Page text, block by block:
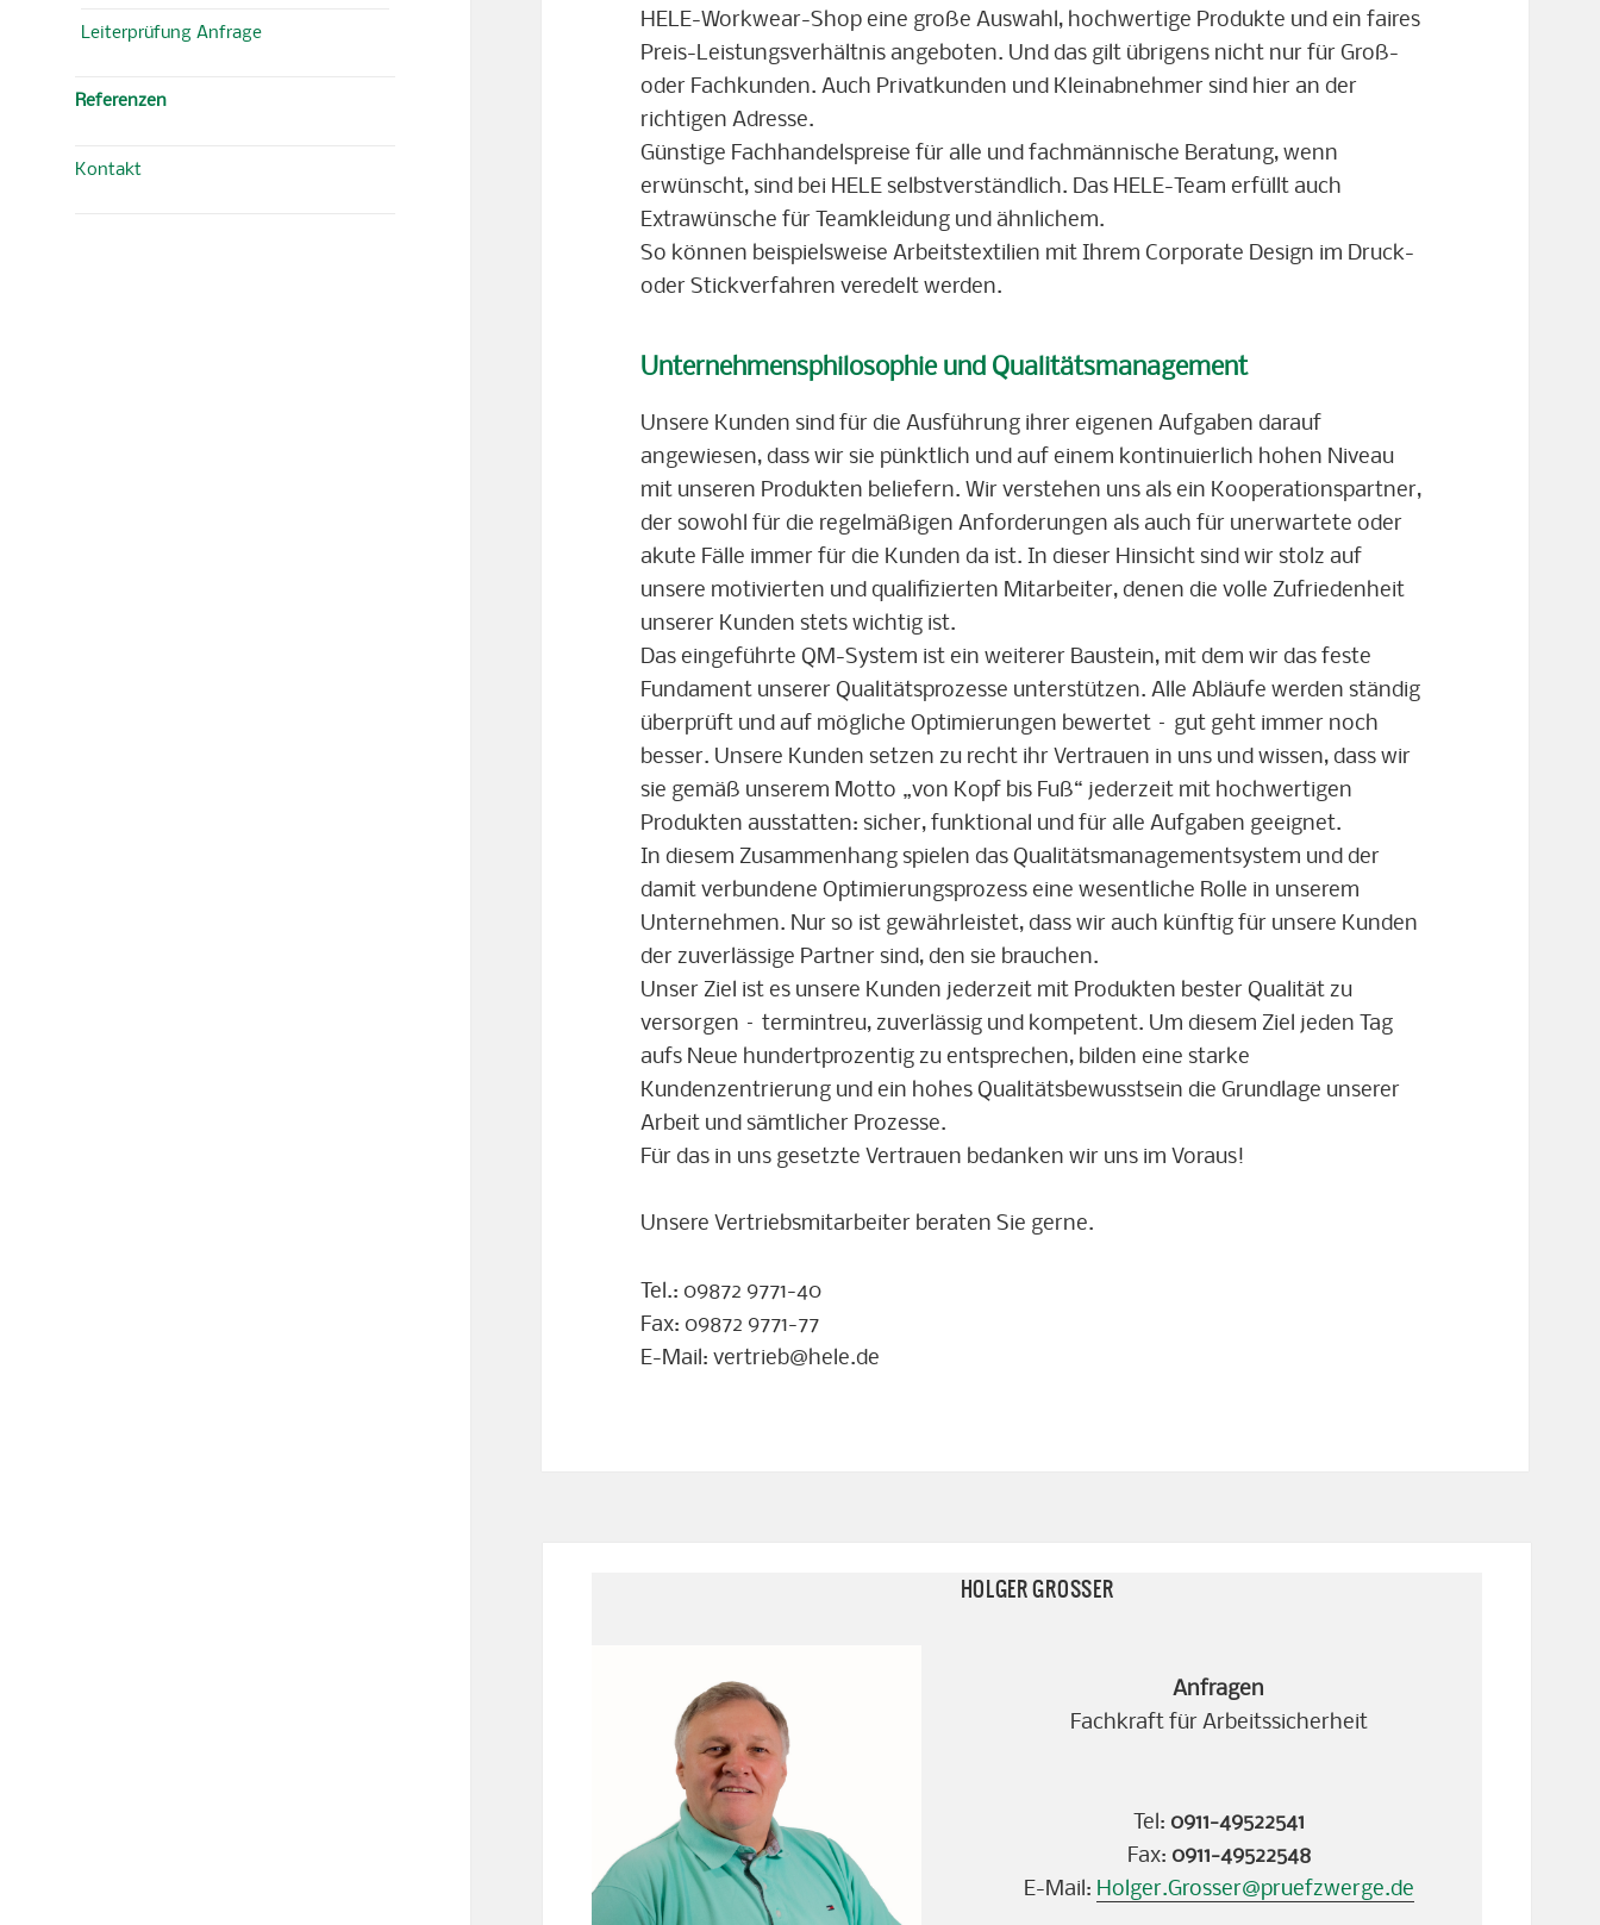
Leiterprüfung Anfrage
Referenzen
Kontakt
HELE-Workwear-Shop eine große Auswahl, hochwertige Produkte und ein faires
Preis-Leistungsverhältnis angeboten. Und das gilt übrigens nicht nur für Groß-
oder Fachkunden. Auch Privatkunden und Kleinabnehmer sind hier an der
richtigen Adresse.
Günstige Fachhandelspreise für alle und fachmännische Beratung, wenn
erwünscht, sind bei HELE selbstverständlich. Das HELE-Team erfüllt auch
Extrawünsche für Teamkleidung und ähnlichem.
So können beispielsweise Arbeitstextilien mit Ihrem Corporate Design im Druck-
oder Stickverfahren veredelt werden.
Unternehmensphilosophie und Qualitätsmanagement
Unsere Kunden sind für die Ausführung ihrer eigenen Aufgaben darauf
angewiesen, dass wir sie pünktlich und auf einem kontinuierlich hohen Niveau
mit unseren Produkten beliefern. Wir verstehen uns als ein Kooperationspartner,
der sowohl für die regelmäßigen Anforderungen als auch für unerwartete oder
akute Fälle immer für die Kunden da ist. In dieser Hinsicht sind wir stolz auf
unsere motivierten und qualifizierten Mitarbeiter, denen die volle Zufriedenheit
unserer Kunden stets wichtig ist.
Das eingeführte QM-System ist ein weiterer Baustein, mit dem wir das feste
Fundament unserer Qualitätsprozesse unterstützen. Alle Abläufe werden ständig
überprüft und auf mögliche Optimierungen bewertet – gut geht immer noch
besser. Unsere Kunden setzen zu recht ihr Vertrauen in uns und wissen, dass wir
sie gemäß unserem Motto „von Kopf bis Fuß“ jederzeit mit hochwertigen
Produkten ausstatten: sicher, funktional und für alle Aufgaben geeignet.
In diesem Zusammenhang spielen das Qualitätsmanagementsystem und der
damit verbundene Optimierungsprozess eine wesentliche Rolle in unserem
Unternehmen. Nur so ist gewährleistet, dass wir auch künftig für unsere Kunden
der zuverlässige Partner sind, den sie brauchen.
Unser Ziel ist es unsere Kunden jederzeit mit Produkten bester Qualität zu
versorgen – termintreu, zuverlässig und kompetent. Um diesem Ziel jeden Tag
aufs Neue hundertprozentig zu entsprechen, bilden eine starke
Kundenzentrierung und ein hohes Qualitätsbewusstsein die Grundlage unserer
Arbeit und sämtlicher Prozesse.
Für das in uns gesetzte Vertrauen bedanken wir uns im Voraus!
Unsere Vertriebsmitarbeiter beraten Sie gerne.
Tel.: 09872 9771-40
Fax: 09872 9771-77
E-Mail: vertrieb@hele.de
HOLGER GROSSER
Anfragen
Fachkraft für Arbeitssicherheit
Tel: 0911-49522541
Fax: 0911-49522548
E-Mail: Holger.Grosser@pruefzwerge.de